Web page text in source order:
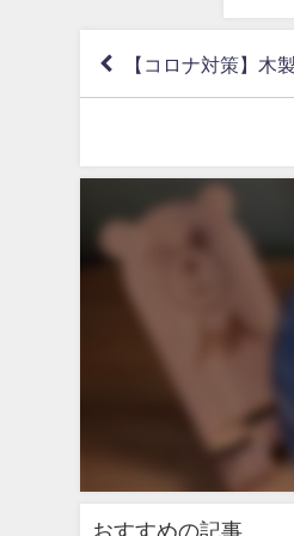
【コロナ対策】木
おすすめの記事